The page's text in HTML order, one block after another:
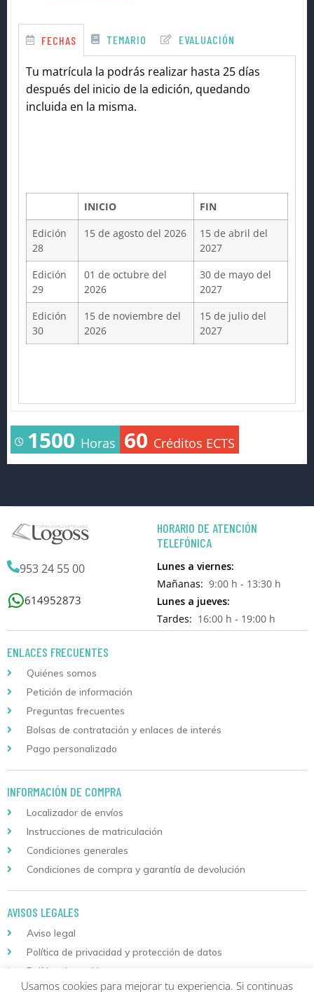
FECHAS TEMARIO EVALUACIÓN
Tu matrícula la podrás realizar hasta 25 días
después del inicio de la edición, quedando
incluida en la misma.
INICIO
FIN
Edición
28
15 de agosto del 2026
15 de abril del
2027
Edición
29
01 de octubre del
2026
30 de mayo del
2027
Edición
30
15 de noviembre del
2026
15 de julio del
2027
1500 Horas 60 Créditos ECTS
953 24 55 00
614952873
HORARIO DE ATENCIÓN
TELEFÓNICA
Lunes a viernes:
Mañanas: 9:00 h - 13:30 h
Lunes a jueves:
Tardes: 16:00 h - 19:00 h
ENLACES FRECUENTES
Quiénes somos
Petición de información
Preguntas frecuentes
Bolsas de contratación y enlaces de interés
Pago personalizado
INFORMACIÓN DE COMPRA
Localizador de envíos
Instrucciones de matriculación
Condiciones generales
Condiciones de compra y garantía de devolución
AVISOS LEGALES
Aviso legal
Política de privacidad y protección de datos
Política de cookies
Usamos cookies para mejorar tu experiencia. Si continuas